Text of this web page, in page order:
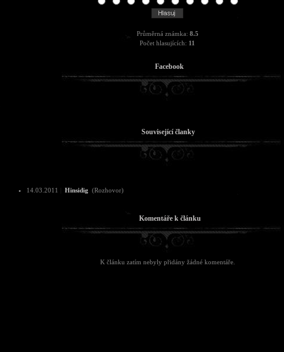
Průměrná známka: 8.5
Počet hlasujících: 11
Facebook
Související članky
14.03.2011 Hinsidig (Rozhovor)
Komentáře k článku
K článku zatím nebyly přidány žádné komentáře.